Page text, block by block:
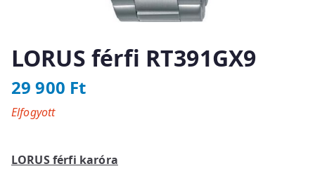
LORUS férfi RT391GX9
29 900 Ft
LORUS férfi karóra
Elfogyott